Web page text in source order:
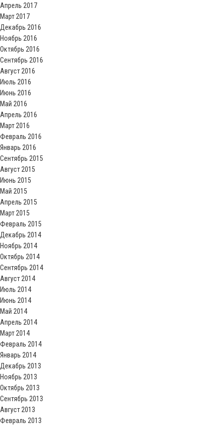
Апрель 2017
Март 2017
Декабрь 2016
Ноябрь 2016
Октябрь 2016
Сентябрь 2016
Август 2016
Июль 2016
Июнь 2016
Май 2016
Апрель 2016
Март 2016
Февраль 2016
Январь 2016
Сентябрь 2015
Август 2015
Июнь 2015
Май 2015
Апрель 2015
Март 2015
Февраль 2015
Декабрь 2014
Ноябрь 2014
Октябрь 2014
Сентябрь 2014
Август 2014
Июль 2014
Июнь 2014
Май 2014
Апрель 2014
Март 2014
Февраль 2014
Январь 2014
Декабрь 2013
Ноябрь 2013
Октябрь 2013
Сентябрь 2013
Август 2013
Февраль 2013